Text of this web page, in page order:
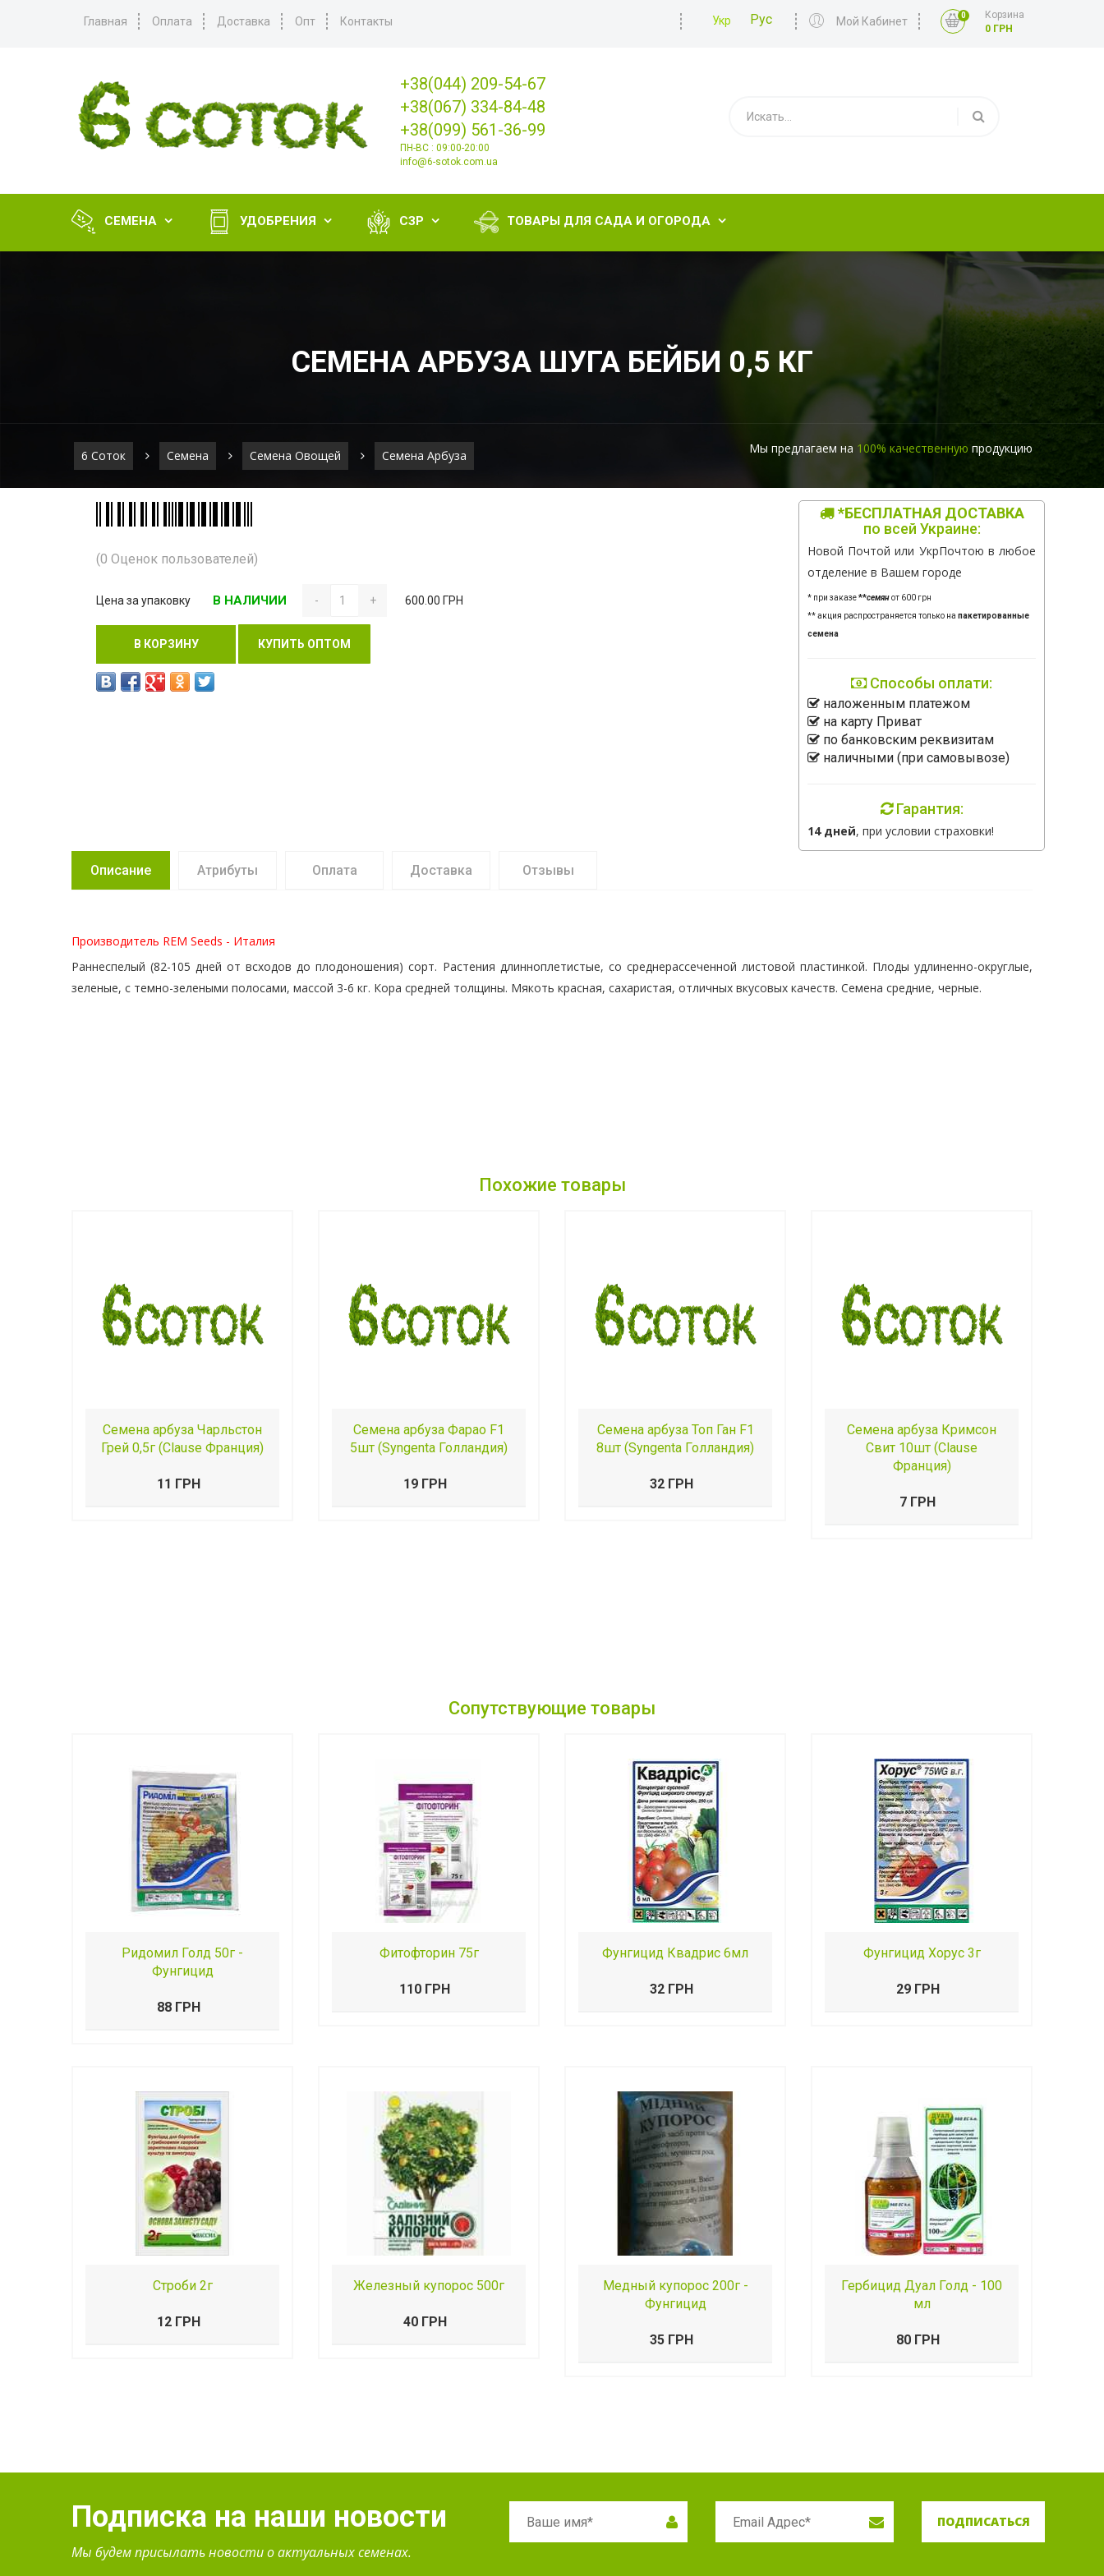
Главная Оплата Доставка Опт Контакты Укр Рус Мой Кабинет 0
Корзина
0 ГРН
+38(044) 209-54-67
+38(067) 334-84-48
+38(099) 561-36-99
ПН-ВС : 09:00-20:00
info@6-sotok.com.ua
СЕМЕНА  УДОБРЕНИЯ  СЗР  ТОВАРЫ ДЛЯ САДА И ОГОРОДА 
СЕМЕНА АРБУЗА ШУГА БЕЙБИ 0,5 КГ
6 Соток Семена Семена Овощей Семена Арбуза Мы предлагаем на 100% качественную продукцию
(0 Оценок пользователей)
Цена за упаковку В НАЛИЧИИ - + 600.00 ГРН
В КОРЗИНУ КУПИТЬ ОПТОМ
*БЕСПЛАТНАЯ ДОСТАВКА
по всей Украине:
Новой Почтой или УкрПочтою в любое
отделение в Вашем городе
* при заказе**семянот 600 грн
** акция распространяется только на пакетированные
семена
Способы оплати:
наложенным платежом
на карту Приват
по банковским реквизитам
наличными (при самовывозе)
Гарантия:
14 дней, при условии страховки!
Описание Атрибуты Оплата Доставка Отзывы
Производитель REM Seeds - Италия
Раннеспелый (82-105 дней от всходов до плодоношения) сорт. Растения длинноплетистые, со среднерассеченной листовой пластинкой. Плоды удлиненно-округлые,
зеленые, с темно-зелеными полосами, массой 3-6 кг. Кора средней толщины. Мякоть красная, сахаристая, отличных вкусовых качеств. Семена средние, черные.
Похожие товары
Семена арбуза Чарльстон
Грей 0,5г (Clause Франция)
11 ГРН
Семена арбуза Фарао F1
5шт (Syngenta Голландия)
19 ГРН
Семена арбуза Топ Ган F1
8шт (Syngenta Голландия)
32 ГРН
Семена арбуза Кримсон
Свит 10шт (Clause
Франция)
7 ГРН
Сопутствующие товары
Ридомил Голд 50г -
Фунгицид
88 ГРН
Фитофторин 75г
110 ГРН
Фунгицид Квадрис 6мл
32 ГРН
Фунгицид Хорус 3г
29 ГРН
Строби 2г
12 ГРН
Железный купорос 500г
40 ГРН
Медный купорос 200г -
Фунгицид
35 ГРН
Гербицид Дуал Голд - 100
мл
80 ГРН
Подписка на наши новости
Мы будем присылать новости о актуальных семенах.
ПОДПИСАТЬСЯ